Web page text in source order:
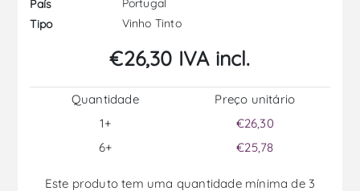
País
Portugal
Tipo
Vinho Tinto
€26,30 IVA incl.
Quantidade
1+
6+
Preço unitário
€26,30
€25,78
Este produto tem uma quantidade mínima de 3